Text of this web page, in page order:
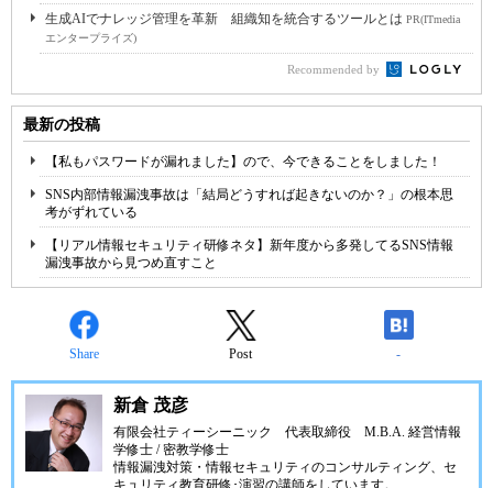
生成AIでナレッジ管理を革新 組織知を統合するツールとは PR(ITmedia
エンタープライズ)
Recommended by
最新の投稿
【私もパスワードが漏れました】ので、今できることをしました！
SNS内部情報漏洩事故は「結局どうすれば起きないのか？」の根本思
考がずれている
【リアル情報セキュリティ研修ネタ】新年度から多発してるSNS情報
漏洩事故から見つめ直すこと
Share Post -
新倉 茂彦
有限会社ティーシーニック
代表取締役 M.B.A. 経営情報
学修士 / 密教学修士
情報漏洩対策・情報セキュリティのコンサルティング、セ